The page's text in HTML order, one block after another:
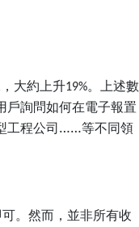
大約上升19%。上述數
戶詢問如何在電子報置
工程公司……等不同領
可。然而，並非所有收